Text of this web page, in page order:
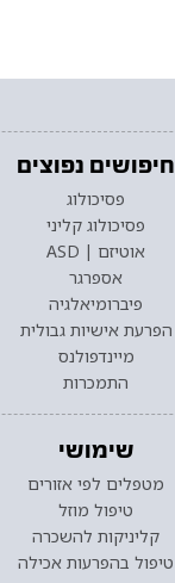
חיפושים נפוצים
פסיכולוג
פסיכולוג קליני
אוטיזם | ASD
אספרגר
פיברומיאלגיה
הפרעת אישיות גבולית
מיינדפולנס
התמכרות
שימושי
מטפלים לפי אזורים
טיפול מוזל
קליניקות להשכרה
טיפול בהפרעות אכילה